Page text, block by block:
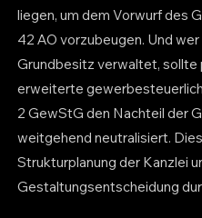
liegen, um dem Vorwurf des
42 AO vorzubeugen. Und
Grundbesitz verwaltet, sollte
erweiterte
2 GewStG den Nachteil der
weitgehend neutralisiert.
Strukturplanung der Kanzlei
Gestaltungsentscheidung